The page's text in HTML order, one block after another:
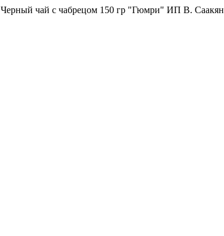
Черный чай с чабрецом 150 гр "Гюмри" ИП В. Саакян